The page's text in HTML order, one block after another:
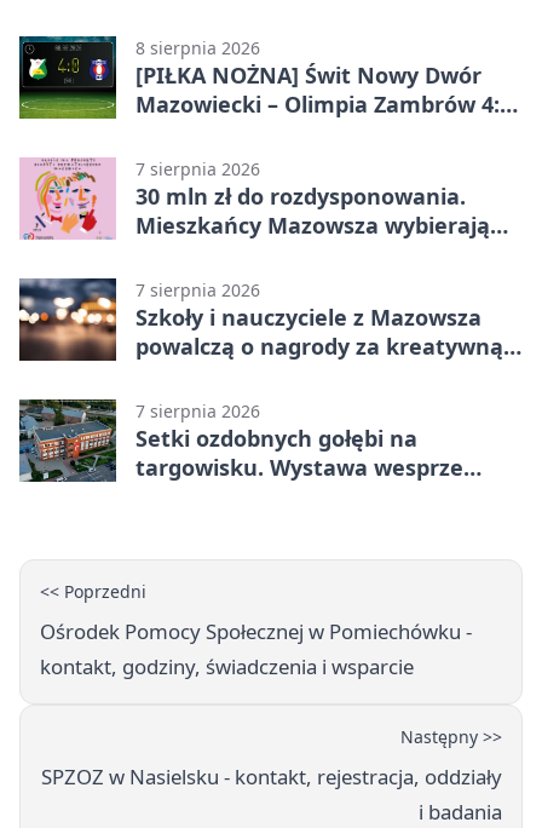
8 sierpnia 2026
[PIŁKA NOŻNA] Świt Nowy Dwór
Mazowiecki – Olimpia Zambrów 4:0
Grupa 1 (Grupa I)
7 sierpnia 2026
30 mln zł do rozdysponowania.
Mieszkańcy Mazowsza wybierają
7 sierpnia 2026
Szkoły i nauczyciele z Mazowsza
powalczą o nagrody za kreatywną
7 sierpnia 2026
Setki ozdobnych gołębi na
targowisku. Wystawa wesprze
<< Poprzedni
Ośrodek Pomocy Społecznej w Pomiechówku -
kontakt, godziny, świadczenia i wsparcie
Następny >>
SPZOZ w Nasielsku - kontakt, rejestracja, oddziały
i badania